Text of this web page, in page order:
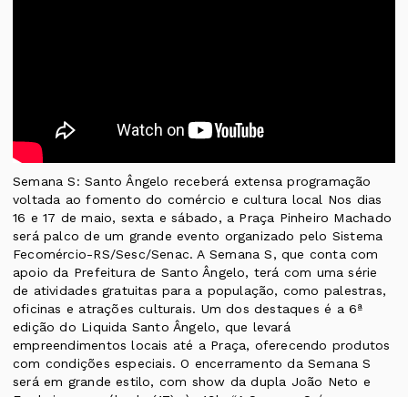
Semana S: Santo Ângelo receberá extensa programação
voltada ao fomento do comércio e cultura local Nos dias
16 e 17 de maio, sexta e sábado, a Praça Pinheiro Machado
será palco de um grande evento organizado pelo Sistema
Fecomércio-RS/Sesc/Senac. A Semana S, que conta com
apoio da Prefeitura de Santo Ângelo, terá com uma série
de atividades gratuitas para a população, como palestras,
oficinas e atrações culturais. Um dos destaques é a 6ª
edição do Liquida Santo Ângelo, que levará
empreendimentos locais até a Praça, oferecendo produtos
com condições especiais. O encerramento da Semana S
será em grande estilo, com show da dupla João Neto e